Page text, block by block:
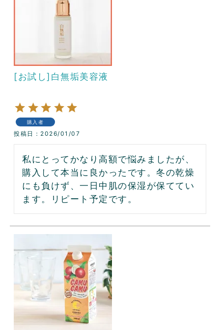
[お試し]白無垢美容液
購入者
投稿日 2026/01/07
私にとってかなり高額で悩みましたが、
購入して本当に良かったです。冬の乾燥
にも負けず、一日中肌の保湿が保ててい
ます。リピート予定です。